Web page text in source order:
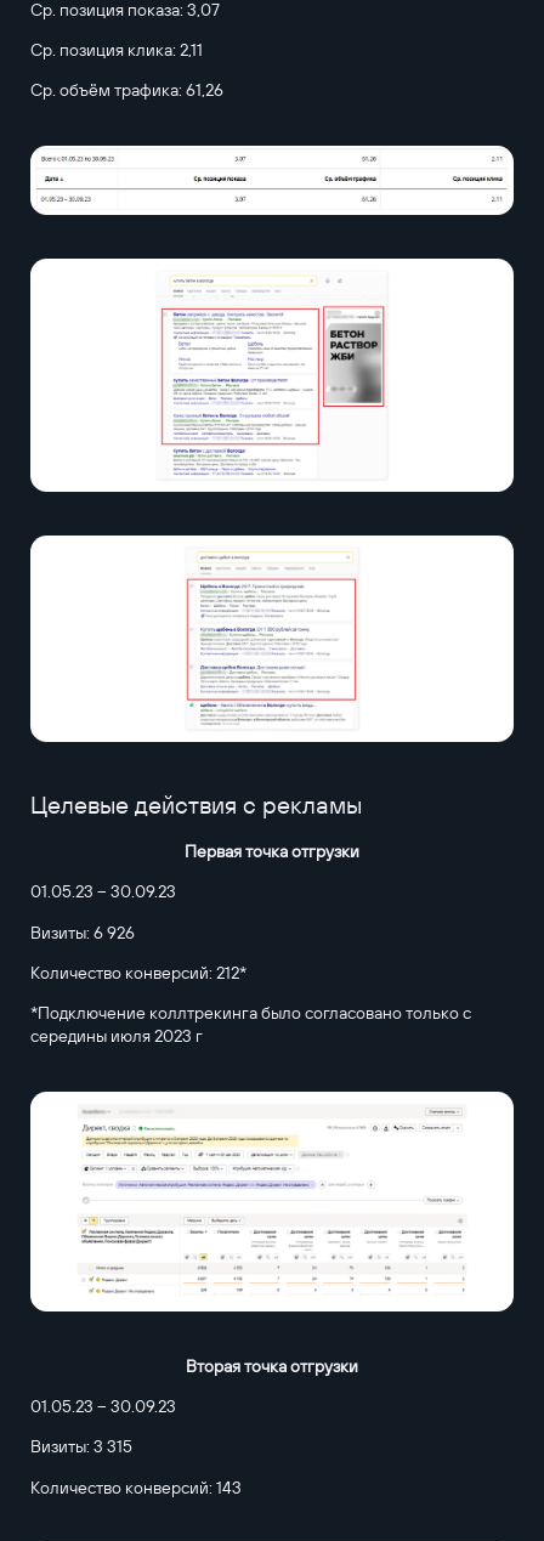
Ср. позиция показа: 3,07
Ср. позиция клика: 2,11
Ср. объём трафика: 61,26
Целевые действия с рекламы
Первая точка отгрузки
01.05.23 – 30.09.23
Визиты: 6 926
Количество конверсий: 212*
*Подключение коллтрекинга было согласовано только с
середины июля 2023 г
Вторая точка отгрузки
01.05.23 – 30.09.23
Визиты: 3 315
Количество конверсий: 143